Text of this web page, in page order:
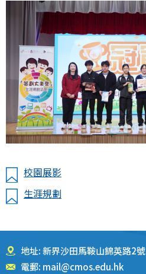
校園展影
生涯規劃
地址: 新界沙田馬鞍山錦英路2號
電郵: mail@cmos.edu.hk